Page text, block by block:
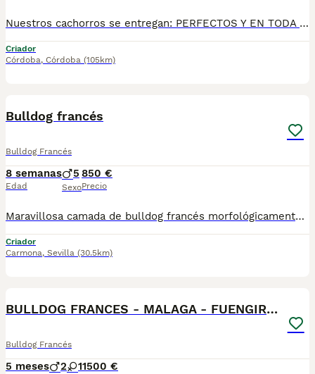
Nuestros cachorros se entregan: PERFECTOS Y EN TODA ESPAÑA ✔ Vacunados y desparasitados según su edad. ✔ Con microchip y cartilla veterinaria al día. ✔ Revisados veterinariamente antes de la entrega. ✔ Procedentes de líneas cuidadosamente seleccionadas por salud, morfología y carácter. ✔ Con una excelente socialización desde pequeños y habituados al contacto diario con personas. ✔ Iniciados en el aprendizaje para hacer sus necesidades en empapador, facilitando su adaptación al nuevo hogar. ✔ Con asesoramiento antes y después de la entrega para ayudarte en todo lo que necesites.Realizamos entregas en Sevilla, Málaga, Cádiz, Córdoba, Granada, Jaén, Huelva y Almería, además de ciudades como Marbella, Jerez de la Frontera, Algeciras, Estepona, Fuengirola, Benalmádena, Mijas, Torremolinos, Dos Hermanas, Antequera y cualquier otro punto de Andalucía. 🚚 Entrega 100% a contrarreembolso. No tendrás que pagar el cachorro por adelantado. Lo recibes en la puerta de tu casa y podrás comprobar que todo está correcto antes de realizar el pago.610864702
Criador
Córdoba, Córdoba (105km)
Bulldog francés
Bulldog Francés
8 semanas
Edad
5
Sexo
850 €
Precio
Maravillosa camada de bulldog francés morfológicamente perfecto, chatos, bajitos y compactos. Criados en ambiente familiar de padre con ningún tipo de alergia ni de respiración. Se entregan desparasitados, vacunados y con su cartilla sanitaria .
Criador
Carmona, Sevilla (30.5km)
BULLDOG FRANCES - MALAGA - FUENGIROLA
Bulldog Francés
5 meses 2 11500 €